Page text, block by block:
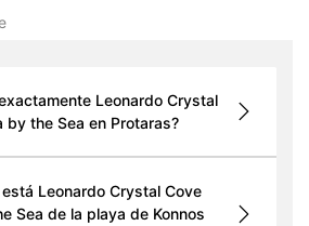
Leonardo Crystal
by the Sea en Protaras?
Leonardo Crystal Cove
Sea de la playa de Konnos